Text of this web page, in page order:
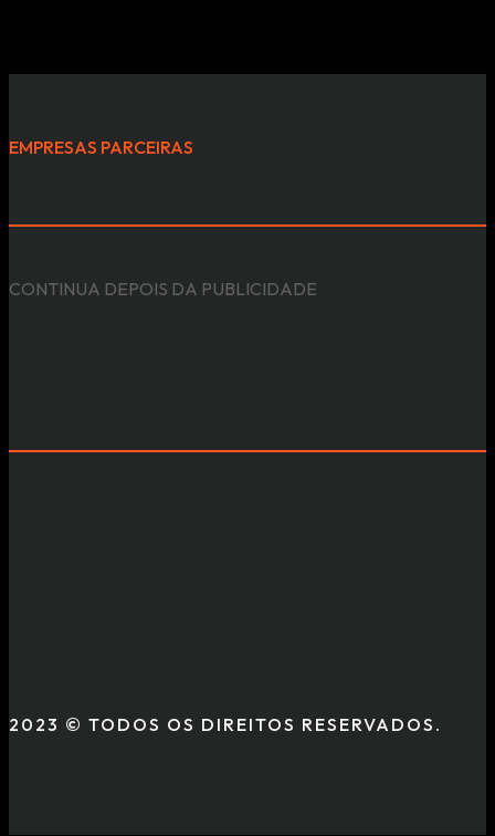
EMPRESAS PARCEIRAS
CONTINUA DEPOIS DA PUBLICIDADE
2023 © TODOS OS DIREITOS RESERVADOS.